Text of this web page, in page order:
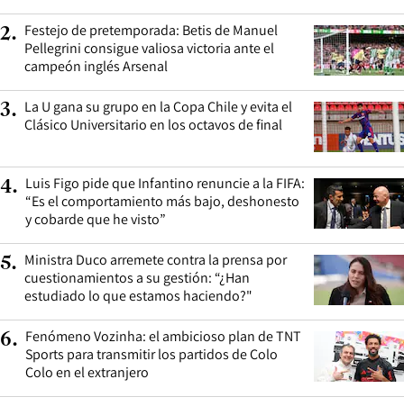
2. Festejo de pretemporada: Betis de Manuel
Pellegrini consigue valiosa victoria ante el
campeón inglés Arsenal
3. La U gana su grupo en la Copa Chile y evita el
Clásico Universitario en los octavos de final
4. Luis Figo pide que Infantino renuncie a la FIFA:
“Es el comportamiento más bajo, deshonesto
y cobarde que he visto”
5. Ministra Duco arremete contra la prensa por
cuestionamientos a su gestión: “¿Han
estudiado lo que estamos haciendo?"
6. Fenómeno Vozinha: el ambicioso plan de TNT
Sports para transmitir los partidos de Colo
Colo en el extranjero